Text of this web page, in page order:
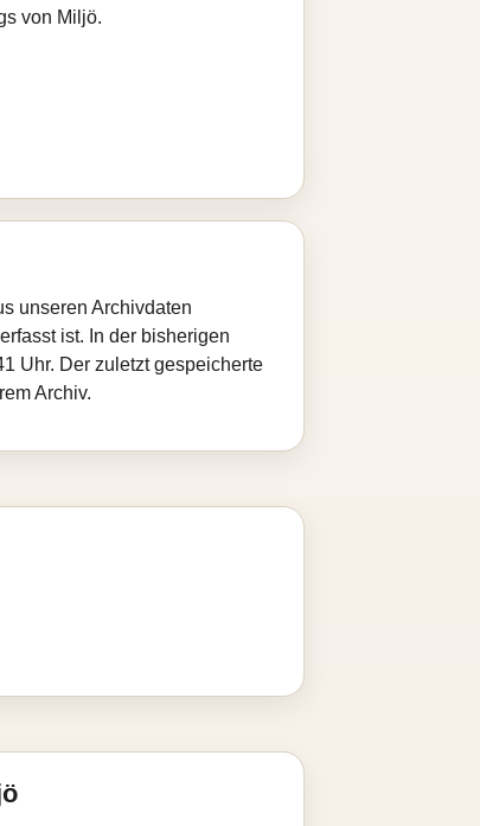
von Miljö.
unseren Archivdaten
ist. In der bisherigen
Uhr. Der zuletzt gespeicherte
Archiv.